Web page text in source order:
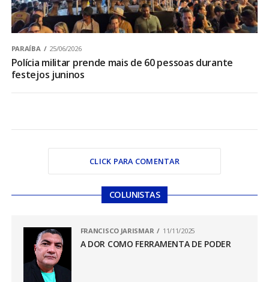
PARAÍBA 25/06/2026
Polícia militar prende mais de 60 pessoas durante
festejos juninos
CLICK PARA COMENTAR
COLUNISTAS
FRANCISCO JARISMAR 11/11/2025
A DOR COMO FERRAMENTA DE PODER